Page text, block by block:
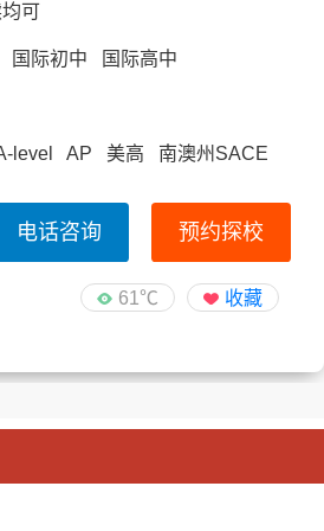
可
国际初中 国际高中
level AP 美高 南澳州SACE
电话咨询 预约探校
61℃ 收藏